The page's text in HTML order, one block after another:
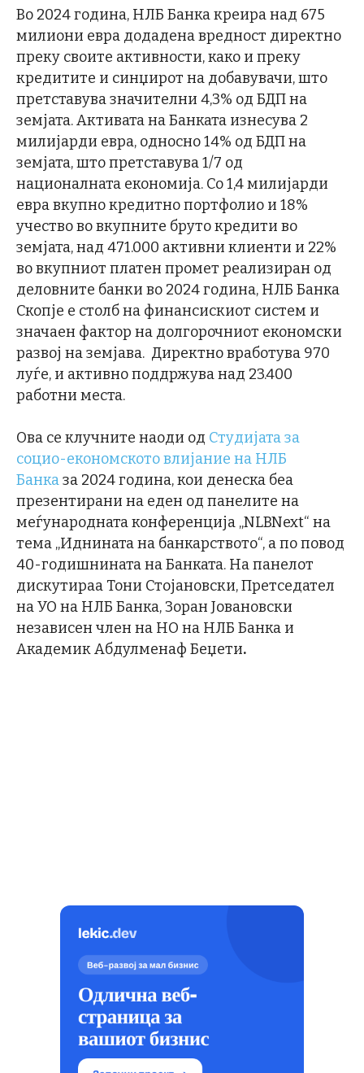
Во 2024 година, НЛБ Банка креира над 675
милиони евра додадена вредност директно
преку своите активности, како и преку
кредитите и синџирот на добавувачи, што
претставува значителни 4,3% од БДП на
земјата. Активата на Банката изнесува 2
милијарди евра, односно 14% од БДП на
земјата, што претставува 1/7 од
националната економија. Со 1,4 милијарди
евра вкупно кредитно портфолио и 18%
учество во вкупните бруто кредити во
земјата, над 471.000 активни клиенти и 22%
во вкупниот платен промет реализиран од
деловните банки во 2024 година, НЛБ Банка
Скопје е столб на финансискиот систем и
значаен фактор на долгорочниот економски
развој на земјава. Директно вработува 970
луѓе, и активно поддржува над 23.400
работни места.
Ова се клучните наоди од Студијата за
социо-економското влијание на НЛБ
Банказа 2024 година, кои денеска беа
презентирани на еден од панелите на
меѓународната конференција „NLBNext“ на
тема „Иднината на банкарството“, а по повод
40-годишнината на Банката. На панелот
дискутираа Тони Стојановски, Претседател
на УО на НЛБ Банка, Зоран Јовановски
независен член на НО на НЛБ Банка и
Академик Абдулменаф Беџети.